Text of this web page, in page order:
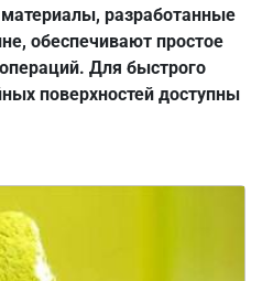
разработанные
обеспечивают простое
Для быстрого
поверхностей доступны